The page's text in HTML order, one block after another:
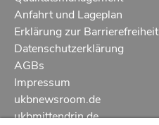
Anfahrt und Lageplan
Erklärung zur Barrierefreiheit
Datenschutzerklärung
AGBs
Impressum
ukbnewsroom.de
ukbmittendrin.de